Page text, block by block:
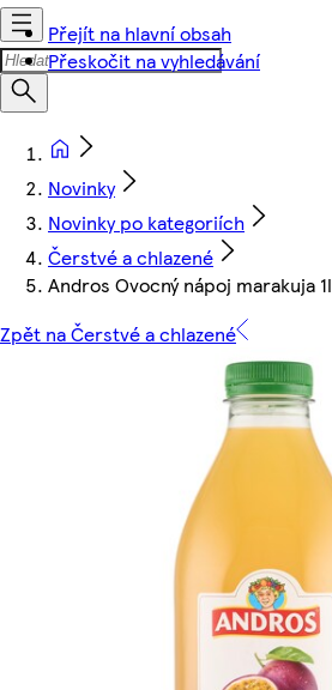
Přejít na hlavní obsah
Přeskočit na vyhledávání
Novinky
Novinky po kategoriích
Čerstvé a chlazené
Andros Ovocný nápoj marakuja 1l
Zpět na Čerstvé a chlazené